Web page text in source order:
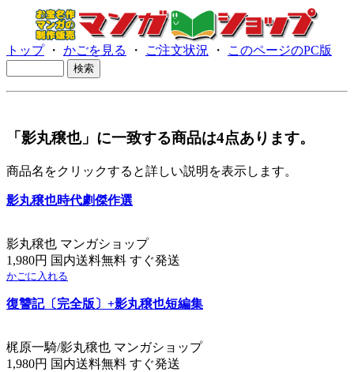
トップ・ かごを見る ・ ご注文状況 ・ このページのPC版
「影丸穣也」に一致する商品は4点あります。
商品名をクリックすると詳しい説明を表示します。
影丸穣也時代劇傑作選
影丸穣也 マンガショップ
1,980円 国内送料無料 すぐ発送
かごに入れる
復讐記〔完全版〕+影丸穣也短編集
梶原一騎/影丸穣也 マンガショップ
1,980円 国内送料無料 すぐ発送